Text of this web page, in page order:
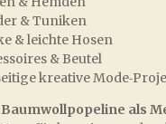
& Tuniken
& leichte Hosen
& Beutel
kreative
Baumwollpopeline als